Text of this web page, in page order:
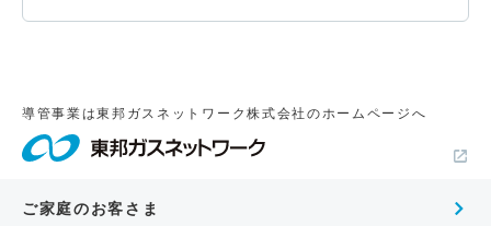
導管事業は東邦ガスネットワーク株式会社のホームページへ
ご家庭のお客さま